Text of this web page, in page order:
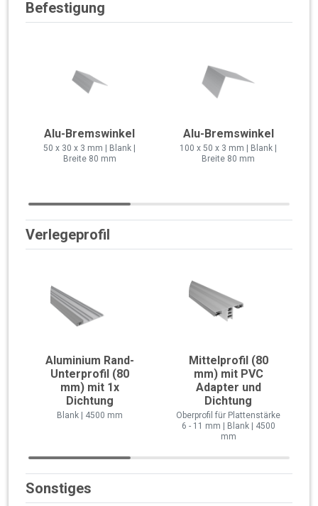
Befestigung
Alu-Bremswinkel
50 x 30 x 3 mm | Blank |
Breite 80 mm
Alu-Bremswinkel
100 x 50 x 3 mm | Blank |
Breite 80 mm
Verlegeprofil
Aluminium Rand-
Unterprofil (80
mm) mit 1x
Dichtung
Blank | 4500 mm
Mittelprofil (80
mm) mit PVC
Adapter und
Dichtung
Oberprofil für Plattenstärke
6 - 11 mm | Blank | 4500
mm
Sonstiges